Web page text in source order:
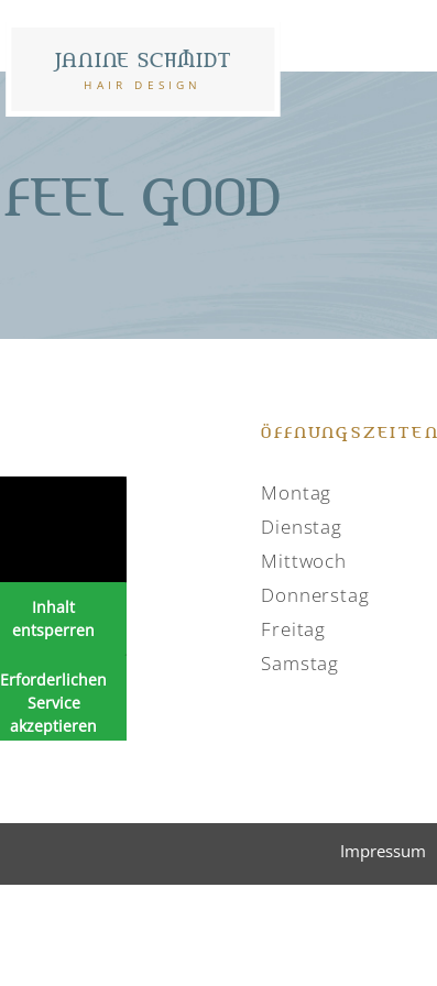
JANINE SCHMIDT
HAIR DESIGN
FEEL GOOD
Inhalt
entsperren
Erforderlichen
Service
akzeptieren
ÖFFNUNGSZEITEN
Montag
Dienstag
Mittwoch
Donnerstag
Freitag
Samstag
Impressum